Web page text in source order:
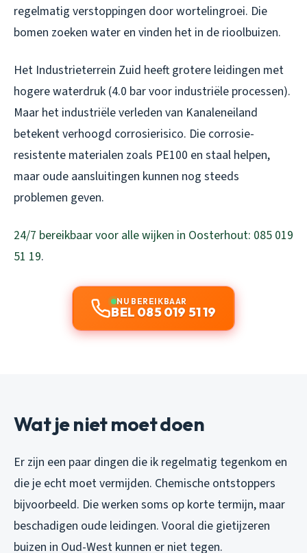
regelmatig verstoppingen door wortelingroei. Die
bomen zoeken water en vinden het in de rioolbuizen.
Het Industrieterrein Zuid heeft grotere leidingen met
hogere waterdruk (4.0 bar voor industriële processen).
Maar het industriële verleden van Kanaleneiland
betekent verhoogd corrosierisico. Die corrosie-
resistente materialen zoals PE100 en staal helpen,
maar oude aansluitingen kunnen nog steeds
problemen geven.
24/7 bereikbaar voor alle wijken in Oosterhout: 085 019
51 19.
NU BEREIKBAAR
BEL 085 019 51 19
Wat je niet moet doen
Er zijn een paar dingen die ik regelmatig tegenkom en
die je echt moet vermijden. Chemische ontstoppers
bijvoorbeeld. Die werken soms op korte termijn, maar
beschadigen oude leidingen. Vooral die gietijzeren
buizen in Oud-West kunnen er niet tegen.